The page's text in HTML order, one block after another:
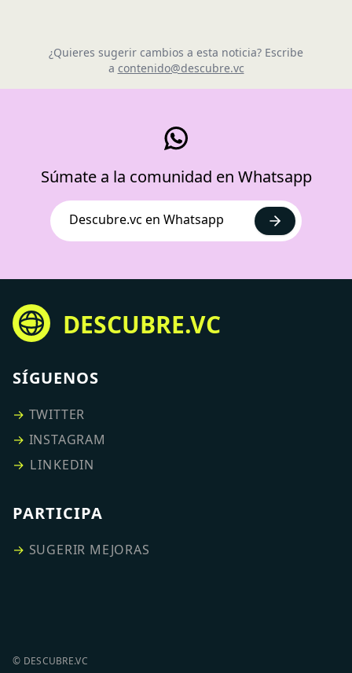
¿Quieres sugerir cambios a esta noticia? Escribe
a contenido@descubre.vc
Súmate a la comunidad en Whatsapp
Descubre.vc en Whatsapp
DESCUBRE.VC
SÍGUENOS
→ TWITTER
→ INSTAGRAM
→ LINKEDIN
PARTICIPA
→ SUGERIR MEJORAS
© DESCUBRE.VC